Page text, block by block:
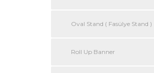
Oval Stand ( Fasülye Stand )
Roll Up Banner